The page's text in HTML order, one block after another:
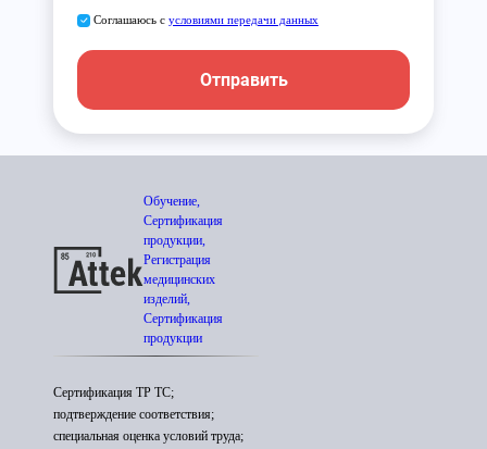
Соглашаюсь с условиями передачи данных
Отправить
Обучение,
Сертификация
продукции,
Регистрация
медицинских
изделий,
Сертификация
продукции
Сертификация ТР ТС;
подтверждение соответствия;
специальная оценка условий труда;